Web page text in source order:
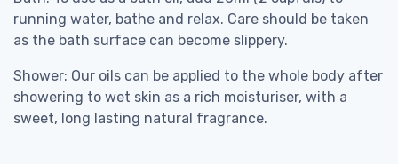
running water, bathe and relax. Care should be taken
as the bath surface can become slippery.
Shower: Our oils can be applied to the whole body after
showering to wet skin as a rich moisturiser, with a
sweet, long lasting natural fragrance.